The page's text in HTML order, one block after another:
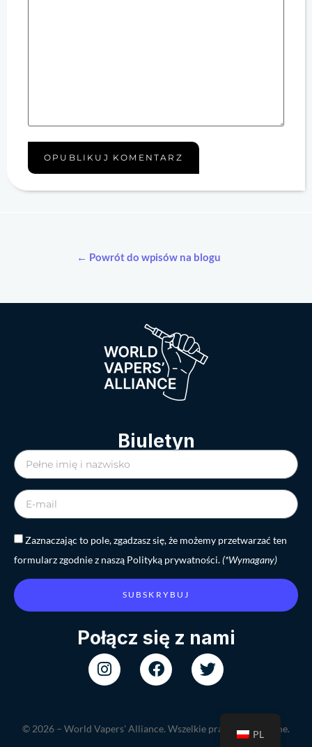
← Powrót do wpisów na blogu
Biuletyn
Zaznaczając to pole, zgadzasz się, że możemy przetwarzać ten
formularz zgodnie z naszą Polityką prywatności.(*Wymagany)
SUBSKRYBUJ
Połącz się z nami
© 2026 – World Vapers' Alliance. Wszelkie prawa zastrzeżone.
PL